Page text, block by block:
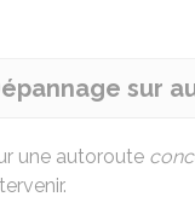
sur
une autoroute